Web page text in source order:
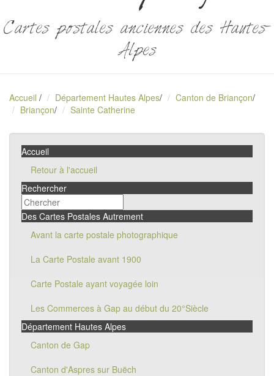
Cartes postales anciennes des Hautes-
Alpes
Accueil / Département Hautes Alpes/ Canton de Briançon/
Briançon/ Sainte Catherine
Accueil
Retour à l'accueil
Rechercher
Des Cartes Postales Autrement
Avant la carte postale photographique
La Carte Postale avant 1900
Carte Postale ayant voyagée loin
Les Commerces à Gap au début du 20°Siècle
Département Hautes Alpes
Canton de Gap
Canton d'Aspres sur Buëch